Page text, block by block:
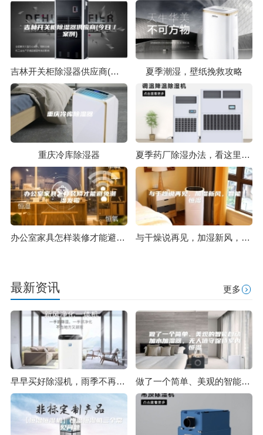
吉林开关柜除湿器供应商(今日／案例) 夏季潮湿，壁纸挽救攻略
重庆冷库除湿器 夏季药厂除湿办法，看这里，有你想要的答案
办公室家具怎样装修才能避免潮湿发霉 与干燥说再见，加湿新风，智能恒湿
最新资讯 更多
早早买好除湿机，雨季不再坐以待湿 做了一个简单、美观的智能自动加水加湿器，无人值守保持室内恒湿